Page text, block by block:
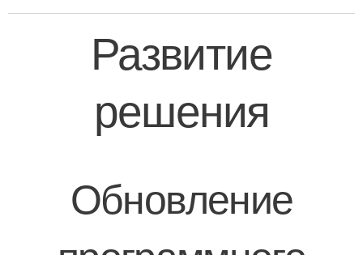
Развитие
решения
Обновление